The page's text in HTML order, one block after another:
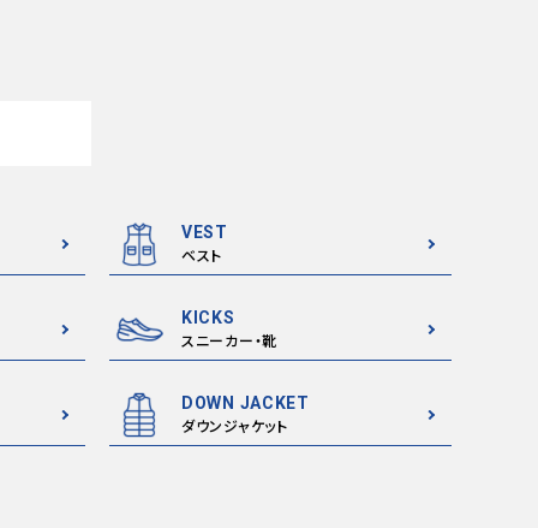
VEST
ベスト
KICKS
スニーカー・靴
DOWN JACKET
ダウンジャケット